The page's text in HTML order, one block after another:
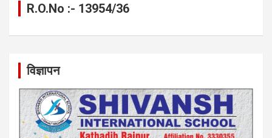
R.O.No :- 13954/36
विज्ञापन